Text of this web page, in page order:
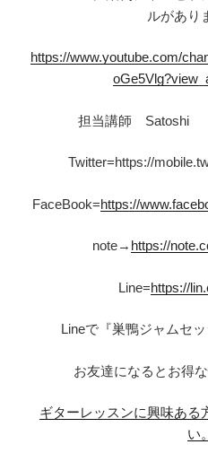
ルがあり
https://www.youtube.com/
担当講師 Satoshi
Twitter=https://
FaceBook=https://
note→ https://
Line=https://
Lineで『巣鴨ジャムセ
お友達になるとお得
ギターレッスンに興味ある
い。